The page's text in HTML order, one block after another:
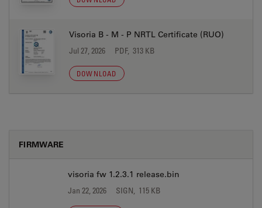
Visoria B - M - P NRTL Certificate (RUO)
Jul 27, 2026 PDF, 313 KB
DOWNLOAD
FIRMWARE
visoria fw 1.2.3.1 release.bin
Jan 22, 2026 SIGN, 115 KB